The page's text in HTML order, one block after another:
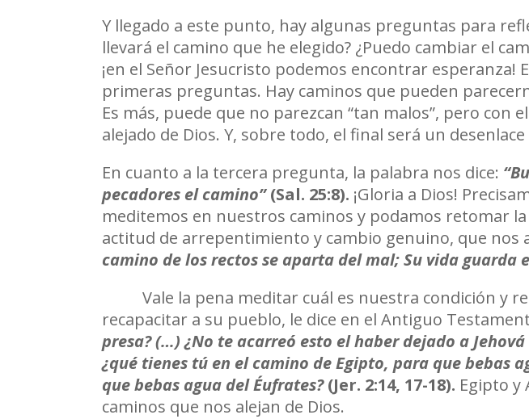
Y llegado a este punto, hay algunas preguntas para
llevará el camino que he elegido? ¿Puedo cambiar el
¡en el Señor Jesucristo podemos encontrar
primeras preguntas. Hay caminos que pueden
Es más, puede que no parezcan “tan malos”, pero
alejado de Dios. Y, sobre todo, el final será un
En cuanto a la tercera pregunta, la palabra nos dice:
pecadores el camino”(Sal. 25:8). ¡Gloria a Dios!
meditemos en nuestros caminos y podamos retomar
actitud de arrepentimiento y cambio genuino, que nos
camino de los rectos se aparta del mal; Su vida guarda
Vale la pena meditar cuál es nuestra condición y
recapacitar a su pueblo, le dice en el Antiguo
presa? (…) ¿No te acarreó esto el haber dejado a
¿qué tienes tú en el camino de Egipto, para que bebas
que bebas agua del Éufrates?(Jer. 2:14, 17-18). Egipto y
caminos que nos alejan de Dios.